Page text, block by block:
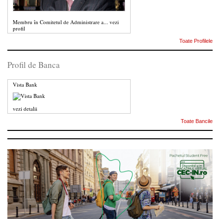
Membru în Comitetul de Administrare a... vezi
profil
Toate Profilele
Profil de Banca
Vista Bank
vezi detalii
Toate Bancile